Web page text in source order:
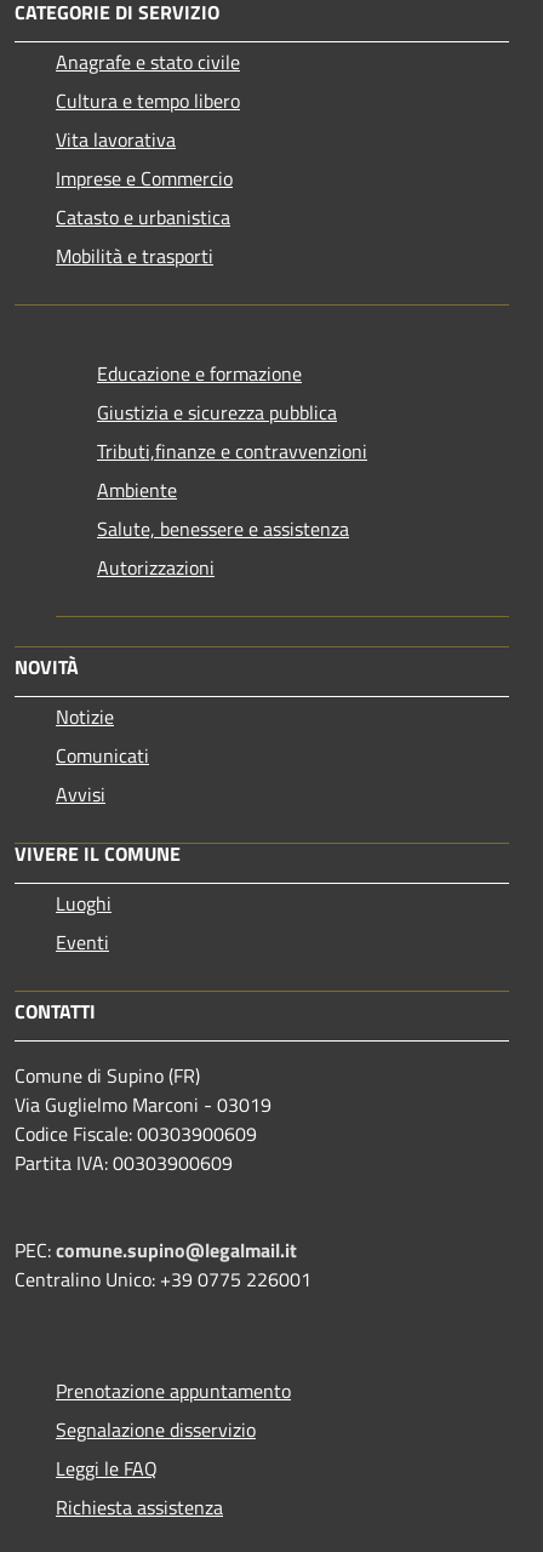
CATEGORIE DI SERVIZIO
Anagrafe e stato civile
Cultura e tempo libero
Vita lavorativa
Imprese e Commercio
Catasto e urbanistica
Mobilità e trasporti
Educazione e formazione
Giustizia e sicurezza pubblica
Tributi,finanze e contravvenzioni
Ambiente
Salute, benessere e assistenza
Autorizzazioni
NOVITÀ
Notizie
Comunicati
Avvisi
VIVERE IL COMUNE
Luoghi
Eventi
CONTATTI
Comune di Supino (FR)
Via Guglielmo Marconi - 03019
Codice Fiscale: 00303900609
Partita IVA: 00303900609
PEC:comune.supino@legalmail.it
Centralino Unico: +39 0775 226001
Prenotazione appuntamento
Segnalazione disservizio
Leggi le FAQ
Richiesta assistenza